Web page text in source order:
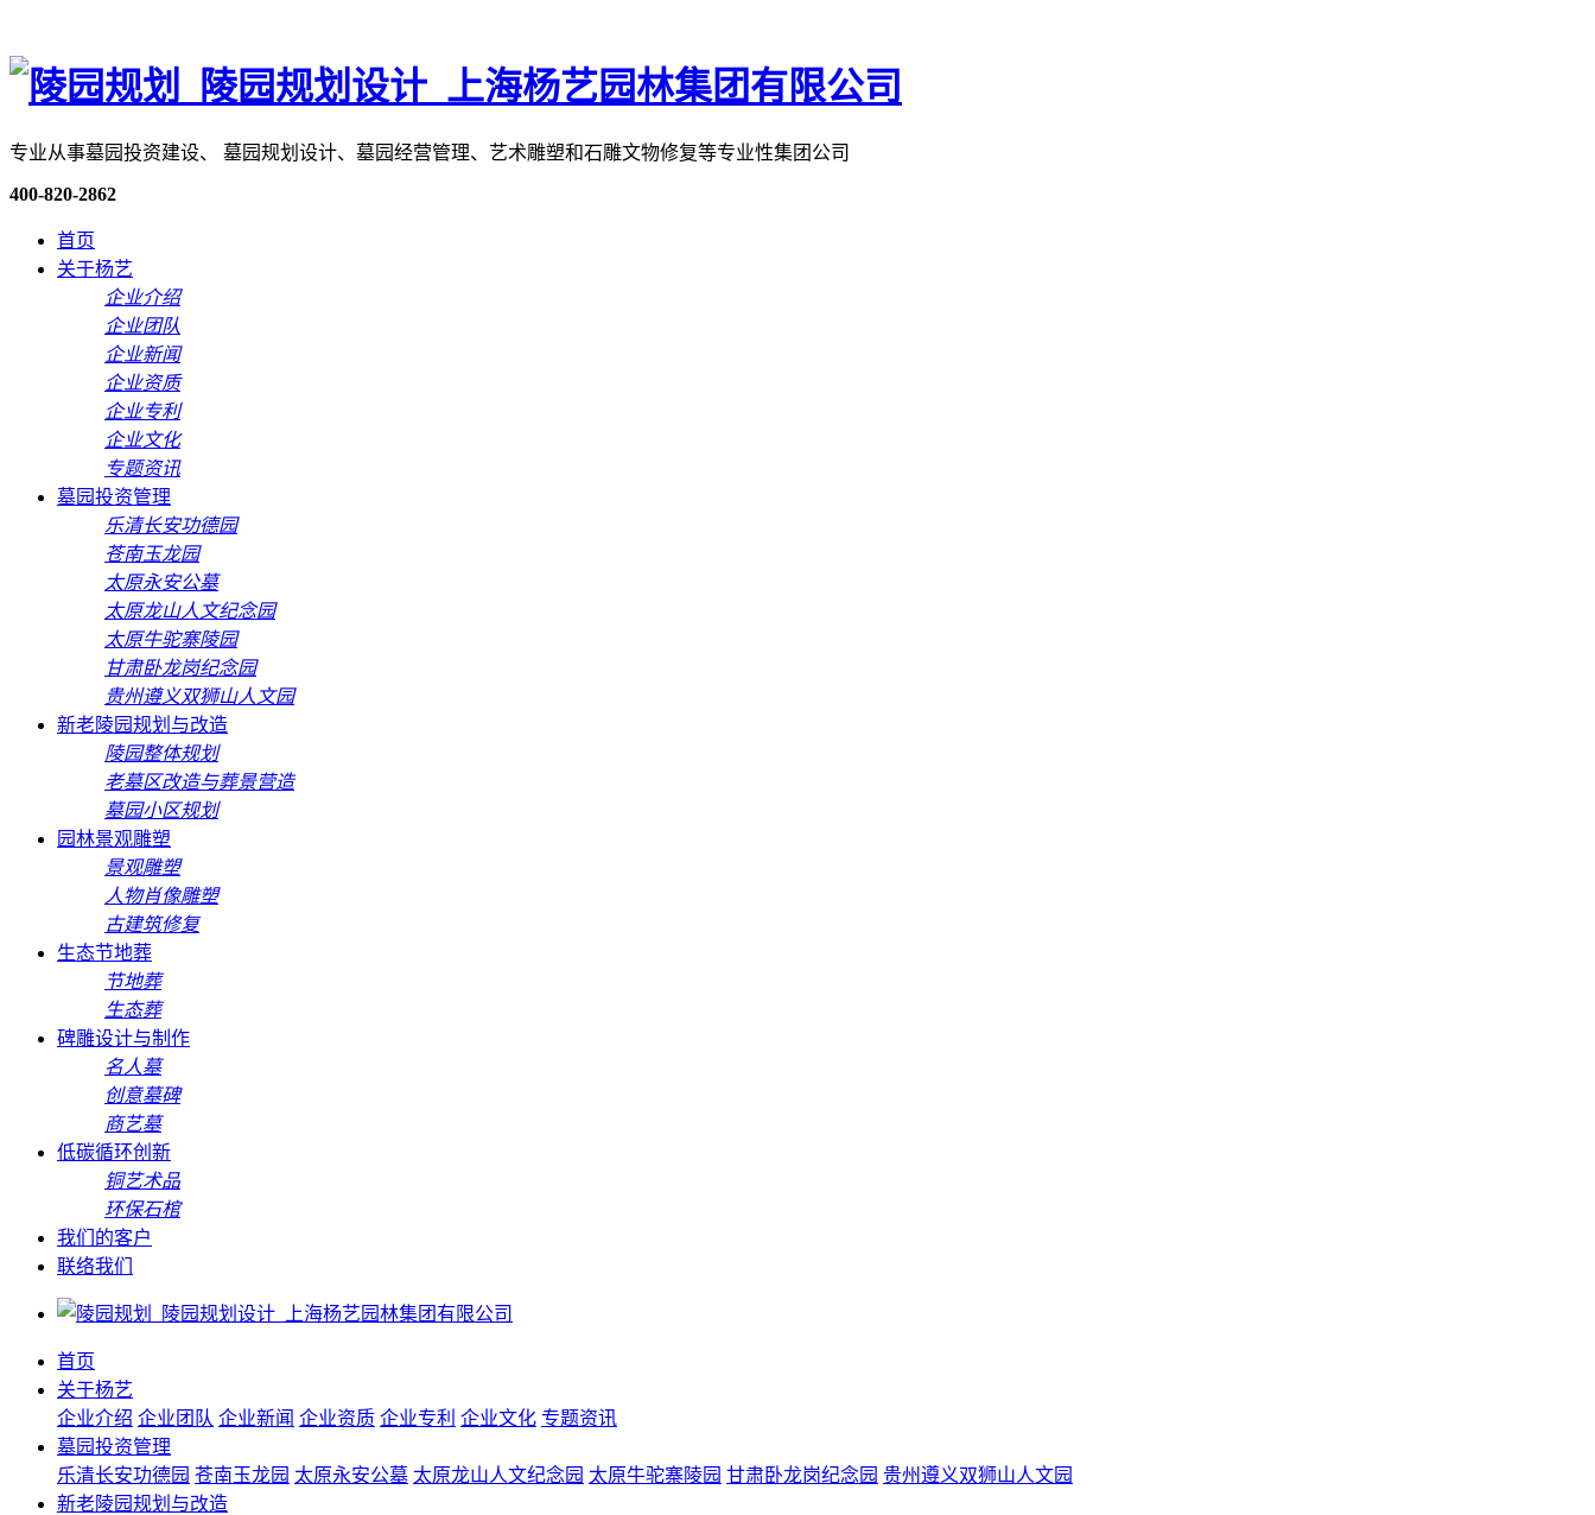
专业从事墓园投资建设、 墓园规划设计、墓园经营管理、艺术雕塑和石雕文物修复等专业性集团公司
400-820-2862
首页
关于杨艺
企业介绍
企业团队
企业新闻
企业资质
企业专利
企业文化
专题资讯
墓园投资管理
乐清长安功德园
苍南玉龙园
太原永安公墓
太原龙山人文纪念园
太原牛驼寨陵园
甘肃卧龙岗纪念园
贵州遵义双狮山人文园
新老陵园规划与改造
陵园整体规划
老墓区改造与葬景营造
墓园小区规划
园林景观雕塑
景观雕塑
人物肖像雕塑
古建筑修复
生态节地葬
节地葬
生态葬
碑雕设计与制作
名人墓
创意墓碑
商艺墓
低碳循环创新
铜艺术品
环保石棺
我们的客户
联络我们
首页
关于杨艺
企业介绍 企业团队 企业新闻 企业资质 企业专利 企业文化 专题资讯
墓园投资管理
乐清长安功德园 苍南玉龙园 太原永安公墓 太原龙山人文纪念园 太原牛驼寨陵园 甘肃卧龙岗纪念园 贵州遵义双狮山人文园
新老陵园规划与改造